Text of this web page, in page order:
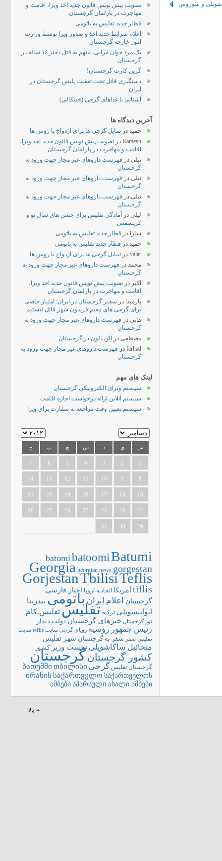
و سوروس
تصویب پیش نویس قانون جدید اخذ ویزا، اقامت و
مهاجرت در پارلمان گرجستان
قطار جدید تفلیس به باتومی
اعلام شرایط جدید اخذ و صدور ویزا توسط وزارت
امور خارجه گرجستان
یک مرد جوان ایرانی، متهم به قتل دختر ۱۶ ساله در
گرجستان
گرین کارت گرجستان!
دستگیری قاتل تحت تعقیب پلیس گرجستان در
ایران
آشنایی با غذاهای گرجی (خینکالی)
آخرین دیدگاه ها
حمید در تمایل گرجی ها برای ازدواج با روس ها
Ramesh در تصویب پیش نویس قانون جدید اخذ ویزا،
اقامت و مهاجرت در پارلمان گرجستان
نیلی در فهرست داروهای غیر مجاز جهت ورود به
گرجستان
نیلی در فهرست داروهای غیر مجاز جهت ورود به
گرجستان
نیلی در فهرست داروهای غیر مجاز جهت ورود به
گرجستان
لیلی در
آمادگی تفلیس برای جشن های سال نو و
کریسمس
سارا
در قطار جدید تفلیس به باتومی
حمید در قطار جدید تفلیس به باتومی
Salar در تمایل گرجی ها برای ازدواج با روس ها
محمد در فهرست داروهای غیر مجاز جهت ورود به
گرجستان
اکبر در تصویب پیش نویس قانون جدید اخذ ویزا،
اقامت و مهاجرت در پارلمان گرجستان
پارمیدا در سفیر گرجستان در ایران: امتیاز خاصی
برای گرجی های مقیم فریدون شهر قائل نیستیم
هانی در فهرست داروهای غیر مجاز جهت ورود به
گرجستان
مصطفی در
آلن دلون در گرجستان
farhad در فهرست داروهای غیر مجاز جهت ورود به
گرجستان
لینک های مهم
سیستم ویزای الکترونیکی گرجستان
سیستم آنلاین ارائه درخواست اجازه اقامت
سیستم تعیین وقت مراجعه به سفارت برای ویزا
ش ی د س چ پ ج
1
2
3
4
5
6
7
8
9
10
11
12
13
14
15
16
17
18
19
20
21
22
23
24
25
26
27
28
29
30
31
batomibatoomiBatumi
Georgia georgian news gorgestan
GorjestanTbilisiTeflis
tiflis آمریکا اتحادیه اروپا
اخبار فارسی
گرجستان
اعلام ایران باتومی بیدزینا
ایوانیشویلی ترکیه تفلیستفلیس.کام
تور گرجستان خبرهای گرجستان دولت دیدار
رئیس جمهور روسیه رویای گرجی سایت teflis
سایت
تفلیس سفر سفر به گرجستان شهر تفلیس
میخائیل ساکاشویلی نخست وزیر کشور
کشور گرجستانگرجستان
گرجستان تفلیس گرجی ბათუმში თბილისი
ირანის საქართველო საქართველოს
ამბები სპარსული ახალი ამბები
بالا